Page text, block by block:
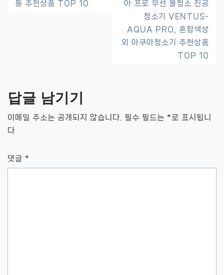
내
통 추천상품 TOP 10
아 프로 무선 물청소 진공
청소기 VENTUS-
AQUA PRO, 혼합색상
외 아쿠아청소기 추천상품
TOP 10
답글 남기기
이메일 주소는 공개되지 않습니다. 필수 필드는 * 로 표시됩니
다
댓글 *